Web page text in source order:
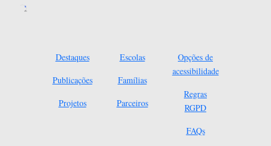
Destaques
Publicações
Projetos
Escolas
Famílias
Parceiros
Opções de
acessibilidade
Regras
RGPD
FAQs